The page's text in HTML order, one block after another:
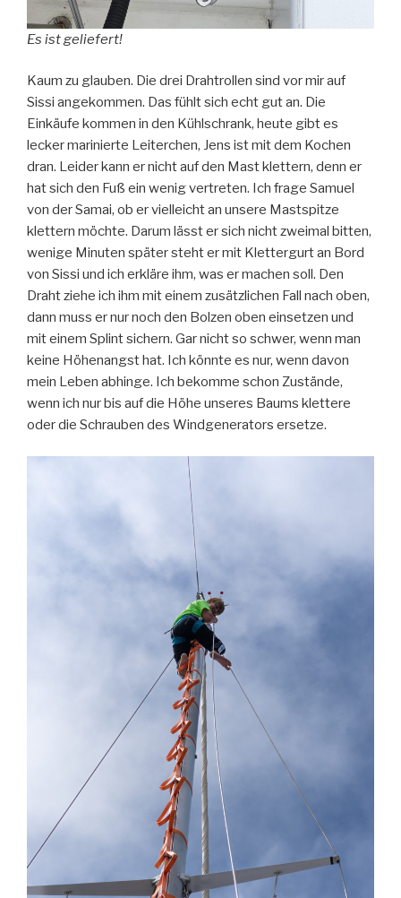
Es ist geliefert!
Kaum zu glauben. Die drei Drahtrollen sind vor mir auf
Sissi angekommen. Das fühlt sich echt gut an. Die
Einkäufe kommen in den Kühlschrank, heute gibt es
lecker marinierte Leiterchen, Jens ist mit dem Kochen
dran. Leider kann er nicht auf den Mast klettern, denn er
hat sich den Fuß ein wenig vertreten. Ich frage Samuel
von der Samai, ob er vielleicht an unsere Mastspitze
klettern möchte. Darum lässt er sich nicht zweimal bitten,
wenige Minuten später steht er mit Klettergurt an Bord
von Sissi und ich erkläre ihm, was er machen soll. Den
Draht ziehe ich ihm mit einem zusätzlichen Fall nach oben,
dann muss er nur noch den Bolzen oben einsetzen und
mit einem Splint sichern. Gar nicht so schwer, wenn man
keine Höhenangst hat. Ich könnte es nur, wenn davon
mein Leben abhinge. Ich bekomme schon Zustände,
wenn ich nur bis auf die Höhe unseres Baums klettere
oder die Schrauben des Windgenerators ersetze.